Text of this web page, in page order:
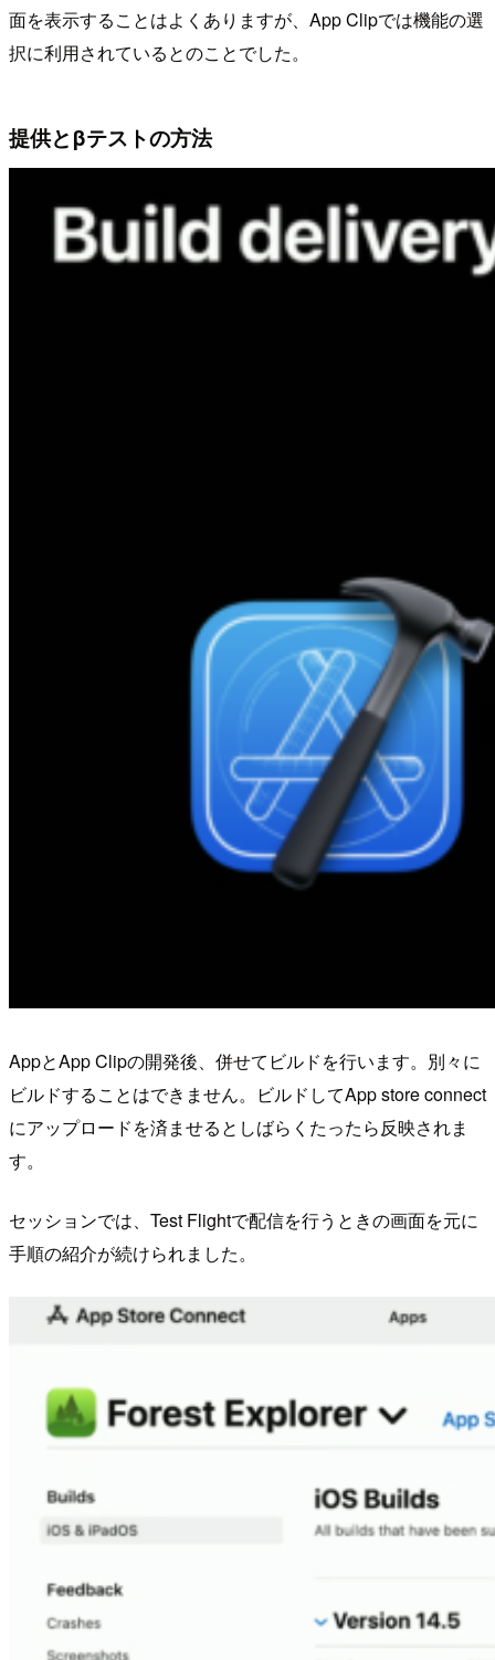
面を表示することはよくありますが、App Clipでは機能の選
択に利用されているとのことでした。
提供とβテストの方法
AppとApp Clipの開発後、併せてビルドを行います。別々に
ビルドすることはできません。ビルドしてApp store connect
にアップロードを済ませるとしばらくたったら反映されま
す。
セッションでは、Test Flightで配信を行うときの画面を元に
手順の紹介が続けられました。